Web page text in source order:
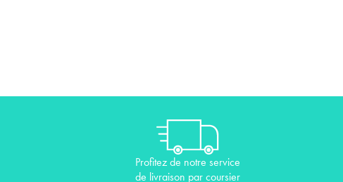
Profitez de notre service
de livraison par coursier